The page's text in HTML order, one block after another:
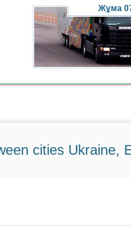
Жұма
cities Ukraine,